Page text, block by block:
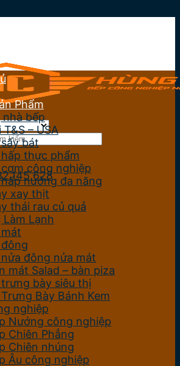
Phẩm
bếp
T&S – USA
bát
hấp thực phẩm
công nghiệp
nướng đa năng
xay thịt
thái rau củ quả
Làm Lạnh
nửa đông nửa mát
mát Salad – bàn piza
trưng bày siêu thị
Bày Bánh Kem
nghiệp
Nướng công nghiệp
Chiên Phẳng
Chiên nhúng
Âu công nghiệp